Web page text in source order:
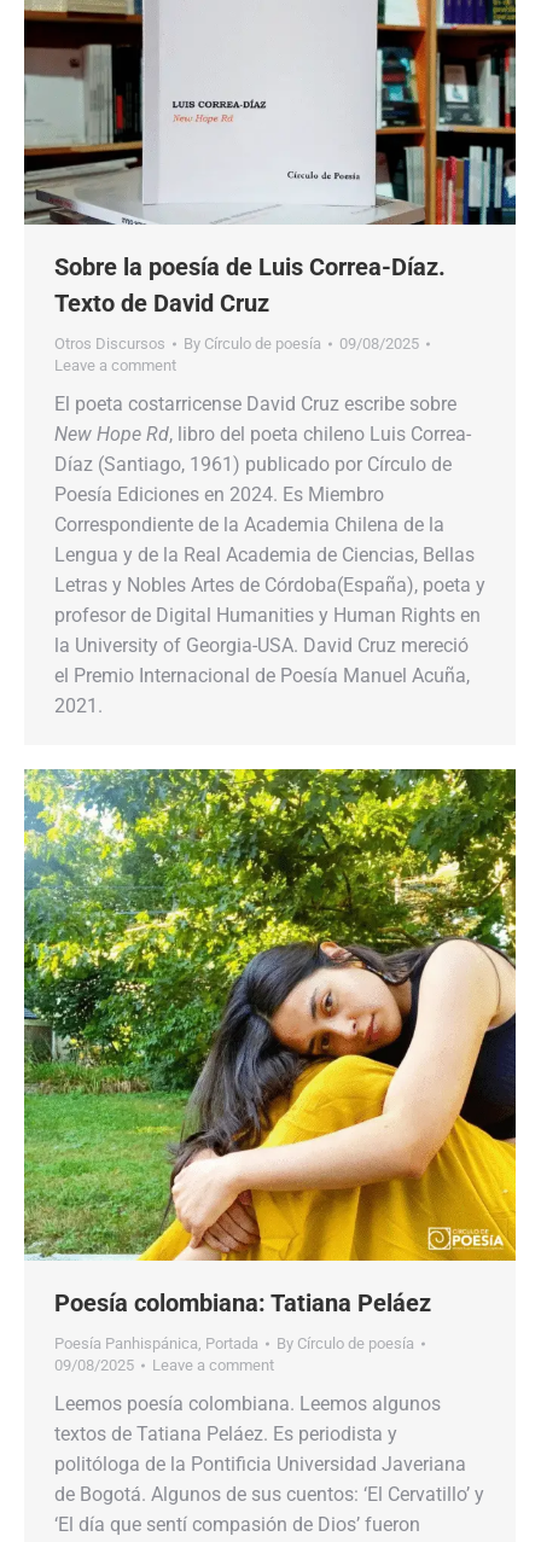
Sobre la poesía de Luis Correa-Díaz.
Texto de David Cruz
Otros Discursos By Círculo de poesía
09/08/2025
Leave a comment
El poeta costarricense David Cruz escribe sobre
New Hope Rd, libro del poeta chileno Luis Correa-
Díaz (Santiago, 1961) publicado por Círculo de
Poesía Ediciones en 2024. Es Miembro
Correspondiente de la Academia Chilena de la
Lengua y de la Real Academia de Ciencias, Bellas
Letras y Nobles Artes de Córdoba(España), poeta y
profesor de Digital Humanities y Human Rights en
la University of Georgia-USA. David Cruz mereció
el Premio Internacional de Poesía Manuel Acuña,
2021.
Poesía colombiana: Tatiana Peláez
Poesía Panhispánica, Portada By Círculo de poesía
09/08/2025
Leave a comment
Leemos poesía colombiana. Leemos algunos
textos de Tatiana Peláez. Es periodista y
politóloga de la Pontificia Universidad Javeriana
de Bogotá. Algunos de sus cuentos: ‘El Cervatillo’ y
‘El día que sentí compasión de Dios’ fueron